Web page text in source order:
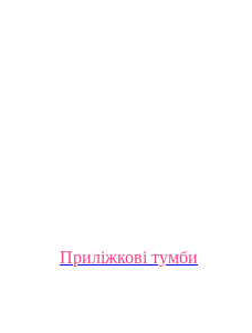
Приліжкові тумби